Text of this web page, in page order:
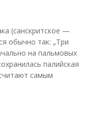
(санскритское —
обычно так: „Три
на пальмовых
палийская
самым